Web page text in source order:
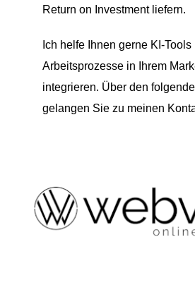
Return on Investment liefern.
Ich helfe Ihnen gerne KI-Tools
Arbeitsprozesse in Ihrem
integrieren. Über den
gelangen Sie zu meinen